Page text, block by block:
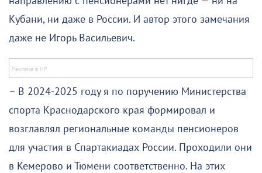
Кубани, ни даже в России. И автор этого замечания
даже не Игорь Васильевич.
– В 2024-2025 году я по поручению Министерства
спорта Краснодарского края формировал и
возглавлял региональные команды пенсионеров
для участия в Спартакиадах России. Проходили они
в Кемерово и Тюмени соответственно. На этих